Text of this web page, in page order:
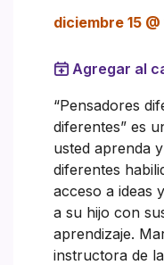
diciembre 15
Agregar al
“Pensadores
diferentes” es
usted aprenda
diferentes
acceso a ideas
a su hijo con
aprendizaje.
instructora de